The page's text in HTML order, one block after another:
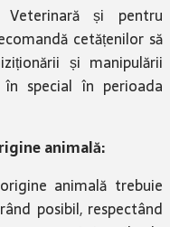
Veterinară și pentru
cetățenilor să
și manipulării
special în perioada
animală:
animală trebuie
posibil, respectând